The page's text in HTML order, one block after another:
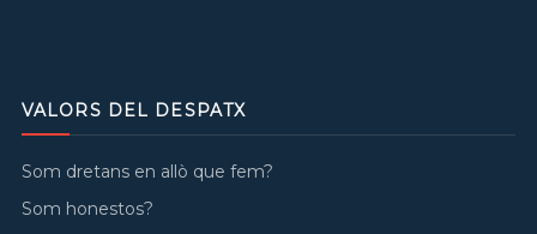
VALORS DEL DESPATX
Som dretans en allò que fem?
Som honestos?